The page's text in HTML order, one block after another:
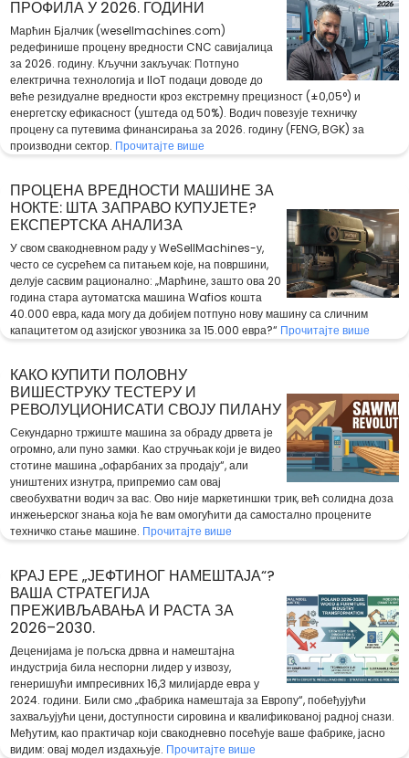
ПРОФИЛА У 2026. ГОДИНИ
Марћин Бјалчик (wesellmachines.com)
редефинише процену вредности CNC савијалица
за 2026. годину. Кључни закључак: Потпуно
електрична технологија и IIoT подаци доводе до
веће резидуалне вредности кроз екстремну прецизност (±0,05°) и
енергетску ефикасност (уштеда од 50%). Водич повезује техничку
процену са путевима финансирања за 2026. годину (FENG, BGK) за
производни сектор. Прочитајте више
ПРОЦЕНА ВРЕДНОСТИ МАШИНЕ ЗА
НОКТЕ: ШТА ЗАПРАВО КУПУЈЕТЕ?
ЕКСПЕРТСКА АНАЛИЗА
У свом свакодневном раду у WeSellMachines-у,
често се сусрећем са питањем које, на површини,
делује сасвим рационално: „Марћине, зашто ова 20
година стара аутоматска машина Wafios кошта
40.000 евра, када могу да добијем потпуно нову машину са сличним
капацитетом од азијског увозника за 15.000 евра?“ Прочитајте више
КАКО КУПИТИ ПОЛОВНУ
ВИШЕСТРУКУ ТЕСТЕРУ И
РЕВОЛУЦИОНИСАТИ СВОЈУ ПИЛАНУ
Секундарно тржиште машина за обраду дрвета је
огромно, али пуно замки. Као стручњак који је видео
стотине машина „офарбаних за продају“, али
уништених изнутра, припремио сам овај
свеобухватни водич за вас. Ово није маркетиншки трик, већ солидна доза
инжењерског знања која ће вам омогућити да самостално процените
техничко стање машине. Прочитајте више
КРАЈ ЕРЕ „ЈЕФТИНОГ НАМЕШТАЈА“?
ВАША СТРАТЕГИЈА
ПРЕЖИВЉАВАЊА И РАСТА ЗА
2026–2030.
Деценијама је пољска дрвна и намештајна
индустрија била неспорни лидер у извозу,
генеришући импресивних 16,3 милијарде евра у
2024. години. Били смо „фабрика намештаја за Европу“, побеђујући
захваљујући цени, доступности сировина и квалификованој радној снази.
Међутим, као практичар који свакодневно посећује ваше фабрике, јасно
видим: овај модел издахњује. Прочитајте више